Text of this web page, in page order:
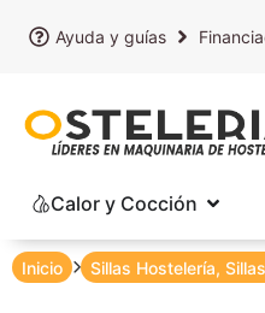
Ayuda y guías
Calor y Cocción
Inicio Sillas Hostelería,